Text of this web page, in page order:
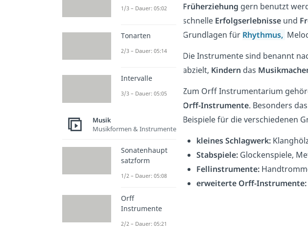
Früherziehung gern benutzt
schnelle Erfolgserlebnisseund
Grundlagen für Rhythmus,
Die Instrumente sind benannt
abzielt, Kindern das
Zum Orff Instrumentarium
Orff-Instrumente. Besonders
Beispiele für die verschiedenen
kleines Schlagwerk:
Stabspiele:Glockenspiele,
Fellinstrumente:
erweiterte Orff-Instrumente:
1/3 – Dauer: 05:02
Tonarten
2/3 – Dauer: 05:14
Intervalle
3/3 – Dauer: 05:05
Musik
Musikformen & Instrumente
Sonatenhaupt
satzform
1/2 – Dauer: 05:08
Orff
Instrumente
2/2 – Dauer: 05:21